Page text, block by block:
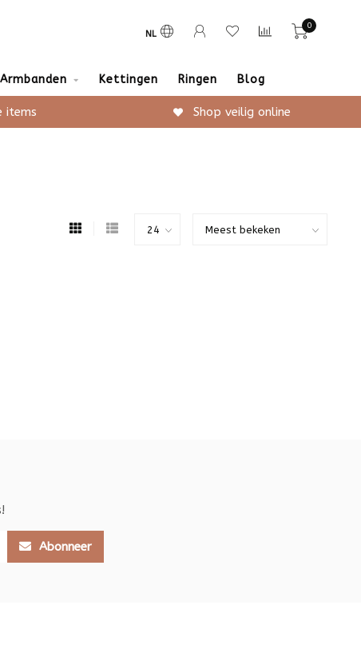
NL
0
Armbanden Kettingen Ringen Blog
items Shop veilig online
Abonneer